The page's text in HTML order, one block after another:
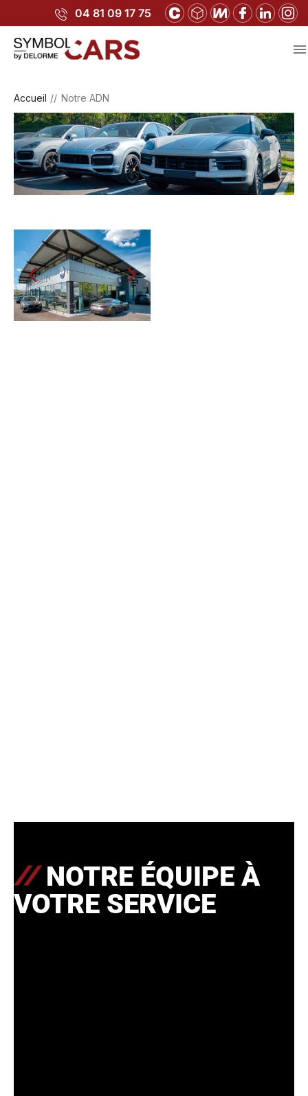
04 81 09 17 75

Accueil Notre ADN
NOTRE ÉQUIPE À
VOTRE SERVICE